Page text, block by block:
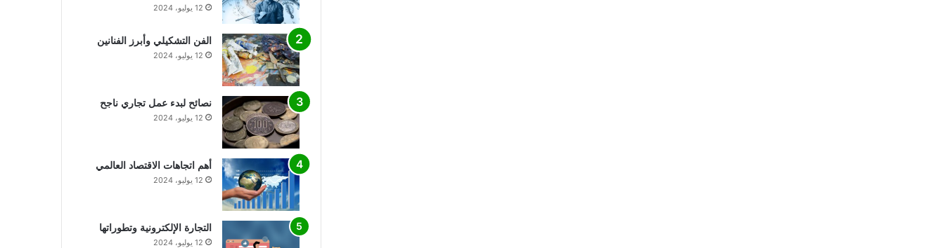
12 يوليو، 2024
الفن التشكيلي وأبرز الفنانين
12 يوليو، 2024
نصائح لبدء عمل تجاري ناجح
12 يوليو، 2024
أهم اتجاهات الاقتصاد العالمي
12 يوليو، 2024
التجارة الإلكترونية وتطوراتها
12 يوليو، 2024